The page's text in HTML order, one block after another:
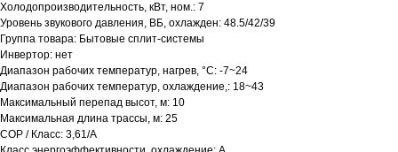
Холодопроизводительность, кВт, ном.: 7
Уровень звукового давления, ВБ, охлажден: 48.5/42/39
Группа товара: Бытовые сплит-системы
Инвертор: нет
Диапазон рабочих температур, нагрев, °C: -7~24
Диапазон рабочих температур, охлаждение,: 18~43
Максимальный перепад высот, м: 10
Максимальная длина трассы, м: 25
COP / Класс: 3,61/A